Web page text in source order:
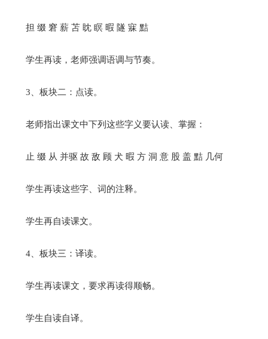
担 缀 窘 薪 苫 眈 瞑 暇 隧 寐 黠
学生再读，老师强调语调与节奏。
3、板块二：点读。
老师指出课文中下列这些字义要认读、掌握：
止 缀 从 并驱 故 敌 顾 犬 暇 方 洞 意 股 盖 黠 几何
学生再读这些字、词的注释。
学生再自读课文。
4、板块三：译读。
学生再读课文，要求再读得顺畅。
学生自读自译。